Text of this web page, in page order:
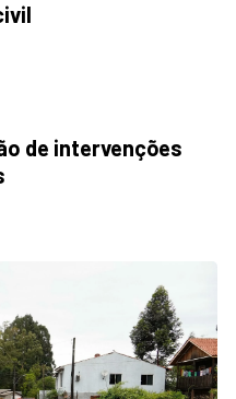
de intervenções